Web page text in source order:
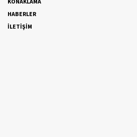
HABERLER
İLETİŞİM